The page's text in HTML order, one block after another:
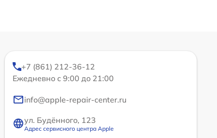
+7 (861) 212-36-12
Ежедневно с 9:00 до 21:00
info@apple-repair-center.ru
ул. Будённого, 123
Адрес сервисного центра Apple